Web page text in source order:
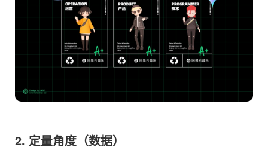
2. 定量角度（数据）